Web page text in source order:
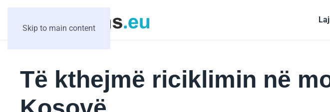
Skip to main content
Të kthejmë riciklimin në